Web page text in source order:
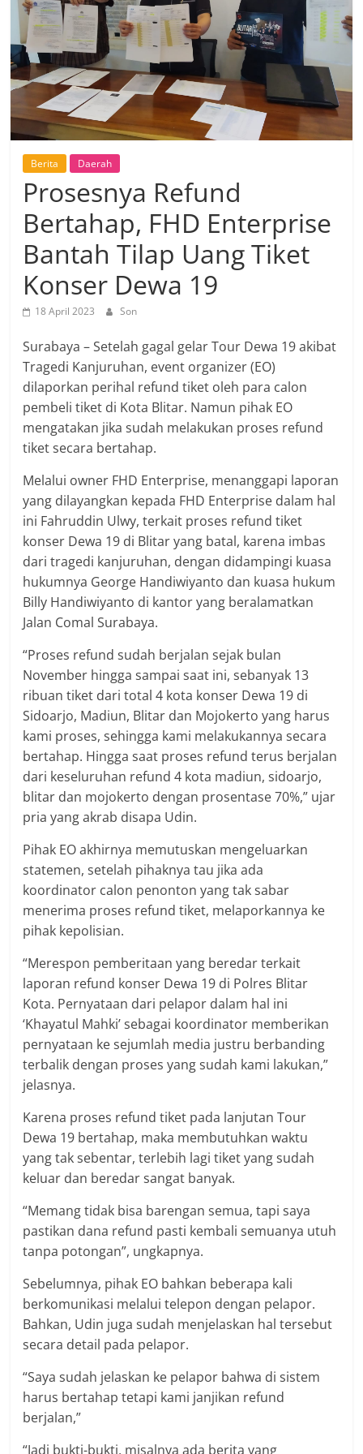
Berita Daerah
Prosesnya Refund
Bertahap, FHD Enterprise
Bantah Tilap Uang Tiket
Konser Dewa 19
18 April 2023 Son
Surabaya – Setelah gagal gelar Tour Dewa 19 akibat
Tragedi Kanjuruhan, event organizer (EO)
dilaporkan perihal refund tiket oleh para calon
pembeli tiket di Kota Blitar. Namun pihak EO
mengatakan jika sudah melakukan proses refund
tiket secara bertahap.
Melalui owner FHD Enterprise, menanggapi laporan
yang dilayangkan kepada FHD Enterprise dalam hal
ini Fahruddin Ulwy, terkait proses refund tiket
konser Dewa 19 di Blitar yang batal, karena imbas
dari tragedi kanjuruhan, dengan didampingi kuasa
hukumnya George Handiwiyanto dan kuasa hukum
Billy Handiwiyanto di kantor yang beralamatkan
Jalan Comal Surabaya.
“Proses refund sudah berjalan sejak bulan
November hingga sampai saat ini, sebanyak 13
ribuan tiket dari total 4 kota konser Dewa 19 di
Sidoarjo, Madiun, Blitar dan Mojokerto yang harus
kami proses, sehingga kami melakukannya secara
bertahap. Hingga saat proses refund terus berjalan
dari keseluruhan refund 4 kota madiun, sidoarjo,
blitar dan mojokerto dengan prosentase 70%,” ujar
pria yang akrab disapa Udin.
Pihak EO akhirnya memutuskan mengeluarkan
statemen, setelah pihaknya tau jika ada
koordinator calon penonton yang tak sabar
menerima proses refund tiket, melaporkannya ke
pihak kepolisian.
“Merespon pemberitaan yang beredar terkait
laporan refund konser Dewa 19 di Polres Blitar
Kota. Pernyataan dari pelapor dalam hal ini
‘Khayatul Mahki’ sebagai koordinator memberikan
pernyataan ke sejumlah media justru berbanding
terbalik dengan proses yang sudah kami lakukan,”
jelasnya.
Karena proses refund tiket pada lanjutan Tour
Dewa 19 bertahap, maka membutuhkan waktu
yang tak sebentar, terlebih lagi tiket yang sudah
keluar dan beredar sangat banyak.
“Memang tidak bisa barengan semua, tapi saya
pastikan dana refund pasti kembali semuanya utuh
tanpa potongan”, ungkapnya.
Sebelumnya, pihak EO bahkan beberapa kali
berkomunikasi melalui telepon dengan pelapor.
Bahkan, Udin juga sudah menjelaskan hal tersebut
secara detail pada pelapor.
“Saya sudah jelaskan ke pelapor bahwa di sistem
harus bertahap tetapi kami janjikan refund
berjalan,”
“Jadi bukti-bukti, misalnya ada berita yang